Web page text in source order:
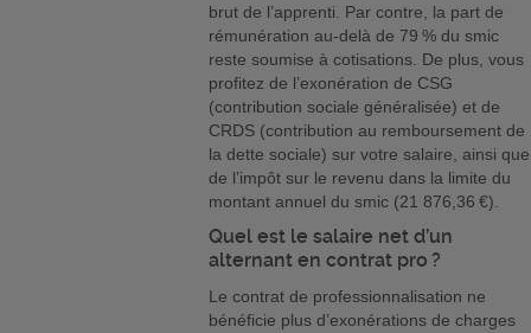
brut de l’apprenti. Par contre, la part de
rémunération au-delà de 79 % du smic
reste soumise à cotisations. De plus, vous
profitez de l’exonération de CSG
(contribution sociale généralisée) et de
CRDS (contribution au remboursement de
la dette sociale) sur votre salaire, ainsi que
de l’impôt sur le revenu dans la limite du
montant annuel du smic (21 876,36 €).
Quel est le salaire net d’un
alternant en contrat pro ?
Le contrat de professionnalisation ne
bénéficie plus d’exonérations de charges